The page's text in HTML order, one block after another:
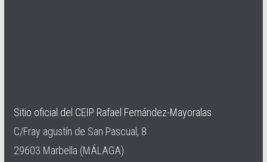
Sitio oficial del CEIP Rafael Fernández-Mayoralas
C/Fray agustín de San Pascual, 8
29603 Marbella (MÁLAGA)